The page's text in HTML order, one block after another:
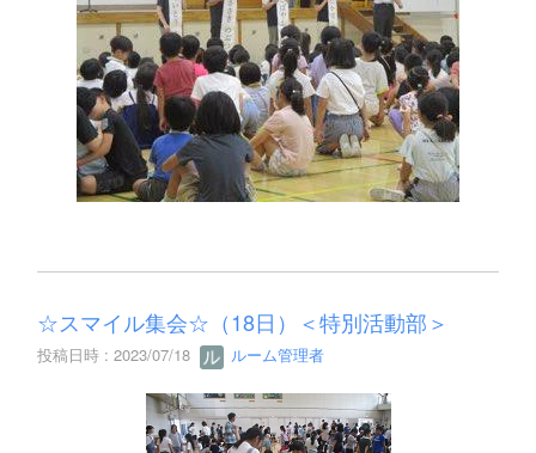
☆スマイル集会☆（18日）＜特別活動部＞
投稿日時 : 2023/07/18 ルーム管理者